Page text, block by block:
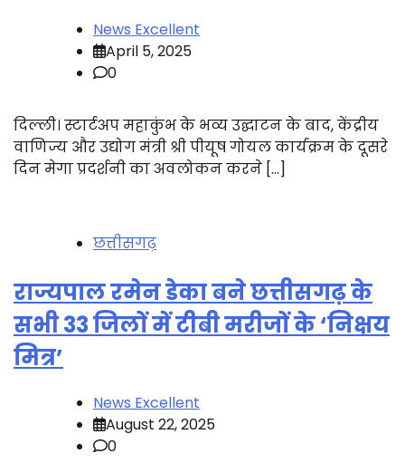
News Excellent
April 5, 2025
0
दिल्ली। स्टार्टअप महाकुंभ के भव्य उद्घाटन के बाद, केंद्रीय
वाणिज्य और उद्योग मंत्री श्री पीयूष गोयल कार्यक्रम के दूसरे
दिन मेगा प्रदर्शनी का अवलोकन करने […]
छत्तीसगढ़
राज्यपाल रमेन डेका बने छत्तीसगढ़ के
सभी 33 जिलों में टीबी मरीजों के ‘निक्षय
मित्र’
News Excellent
August 22, 2025
0